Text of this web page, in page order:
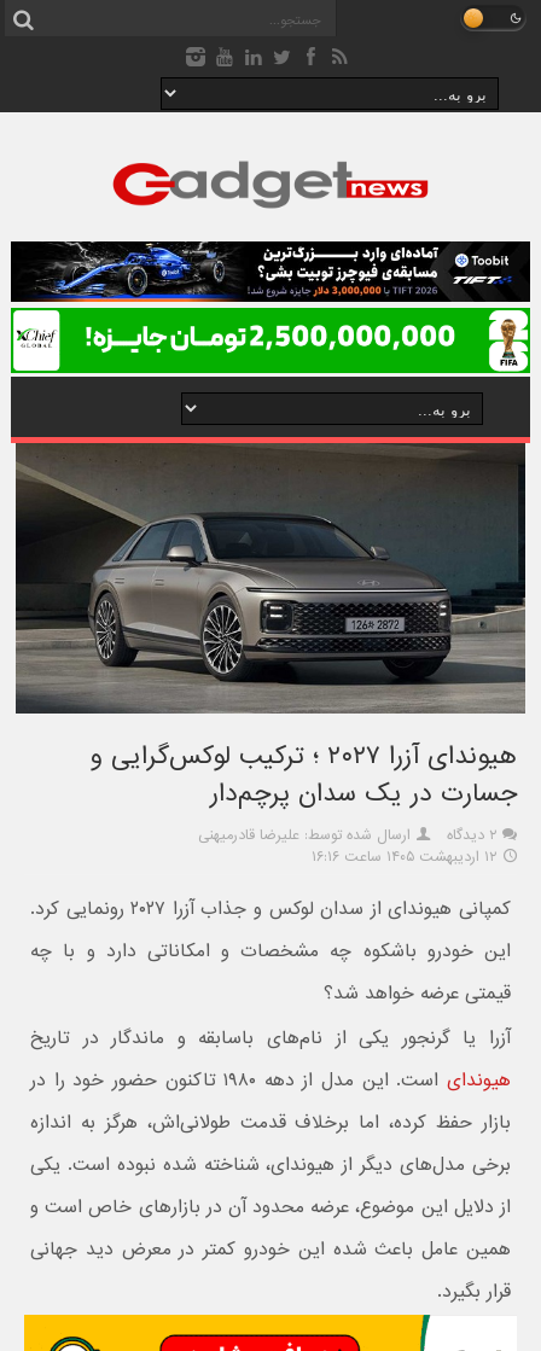
هیوندای آزرا ۲۰۲۷ ؛ ترکیب لوکس‌گرایی و
جسارت در یک سدان پرچم‌دار
۲ دیدگاه
ارسال شده توسط: علیرضا قادرمیهنی
۱۲ اردیبهشت ۱۴۰۵ ساعت ۱۶:۱۶
کمپانی هیوندای از سدان لوکس و جذاب آزرا ۲۰۲۷ رونمایی کرد.
این خودرو باشکوه چه مشخصات و امکاناتی دارد و با چه
قیمتی عرضه خواهد شد؟
آزرا یا گرنجور یکی از نام‌های باسابقه و ماندگار در تاریخ
هیوندای
است. این مدل از دهه ۱۹۸۰ تاکنون حضور خود را در
بازار حفظ کرده، اما برخلاف قدمت طولانی‌اش، هرگز به اندازه
برخی مدل‌های دیگر از هیوندای، شناخته شده نبوده است. یکی
از دلایل این موضوع، عرضه محدود آن در بازارهای خاص است و
همین عامل باعث شده این خودرو کمتر در معرض دید جهانی
قرار بگیرد.